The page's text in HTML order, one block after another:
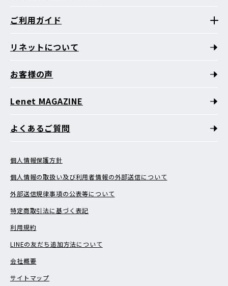
ご利用ガイド
リネットについて
お客様の声
Lenet MAGAZINE
よくあるご質問
個人情報保護方針
個人情報の取扱い及び利用者情報の外部送信について
外部送信規律事項の公表等について
特定商取引法に基づく表記
利用規約
LINEの友だち追加方法について
会社概要
サイトマップ